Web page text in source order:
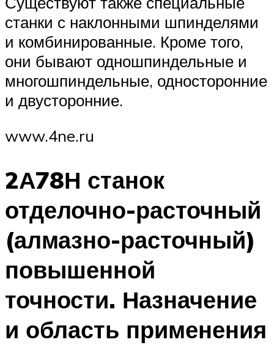
станки с наклонными шпинделями
и комбинированные. Кроме того,
они бывают одношпиндельные и
многошпиндельные, односторонние
и двусторонние.
www.4ne.ru
2А78Н станок
отделочно-расточный
(алмазно-расточный)
повышенной
точности. Назначение
и область применения